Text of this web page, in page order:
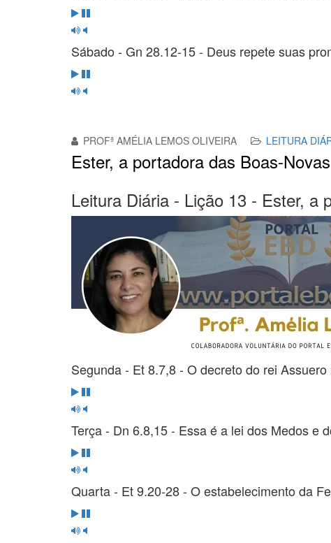
Sábado - Gn 28.12-15 - Deus repete suas
PROFª AMÉLIA LEMOS OLIVEIRA LEITURA
Ester, a portadora das Boas-Novas
Leitura Diária - Lição 13 - Ester, a
Segunda - Et 8.7,8 - O decreto do rei
Terça - Dn 6.8,15 - Essa é a lei dos Medos e
Quarta - Et 9.20-28 - O estabelecimento da